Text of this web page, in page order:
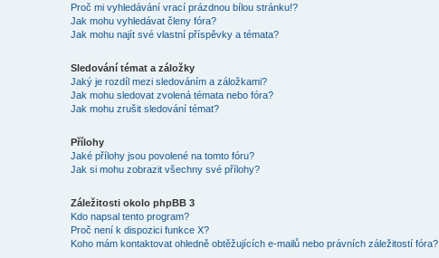
Proč mi vyhledávání vrací prázdnou bílou stránku!?
Jak mohu vyhledávat členy fóra?
Jak mohu najít své vlastní příspěvky a témata?
Sledování témat a záložky
Jaký je rozdíl mezi sledováním a záložkami?
Jak mohu sledovat zvolená témata nebo fóra?
Jak mohu zrušit sledování témat?
Přílohy
Jaké přílohy jsou povolené na tomto fóru?
Jak si mohu zobrazit všechny své přílohy?
Záležitosti okolo phpBB 3
Kdo napsal tento program?
Proč není k dispozici funkce X?
Koho mám kontaktovat ohledně obtěžujících e-mailů nebo právních záležitostí fóra?